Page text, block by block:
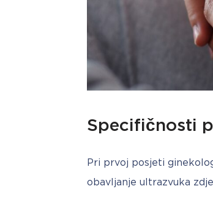
Specifičnosti
Pri prvoj posjeti
obavljanje ultrazvuka